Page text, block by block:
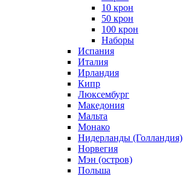
10 крон
50 крон
100 крон
Наборы
Испания
Италия
Ирландия
Кипр
Люксембург
Македония
Мальта
Монако
Нидерланды (Голландия)
Норвегия
Мэн (остров)
Польша